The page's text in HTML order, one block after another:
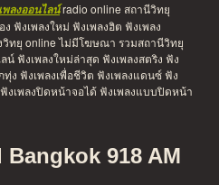
พลงออนไลน์radio online สถานีวิทยุ
ฟังเพลงใหม่ ฟังเพลงฮิต ฟังเพลง
วิทยุ online ไม่มีโฆษณา รวมสถานีวิทยุ
น์ ฟังเพลงใหม่ล่าสุด ฟังเพลงสตริง ฟัง
ทุ่ง ฟังเพลงเพื่อชีวิต ฟังเพลงแดนซ์ ฟัง
ฟังเพลงปิดหน้าจอได้ ฟังเพลงแบบปิดหน้า
918 AM